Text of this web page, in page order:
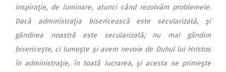
inspiraţie, de luminare, atunci când rezolvăm problemele.
Dacă administraţia bisericească este secularizată, şi
gândirea noastră este secularizată; nu mai gândim
bisericeşte, ci lumeşte şi avem nevoie de Duhul lui Hristos
în administraţie, în toată lucrarea, şi acesta se primeşte